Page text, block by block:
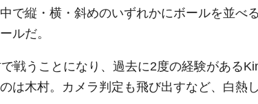
で縦・横・斜めのいずれかにボールを並べ
ルだ。
戦うことになり、過去に2度の経験がある
は木村。カメラ判定も飛び出すなど、白熱